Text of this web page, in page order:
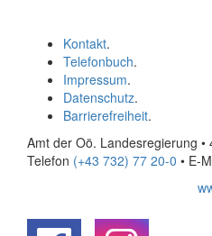
Kontakt.
Telefonbuch.
Impressum.
Datenschutz.
Barrierefreiheit.
Amt der Oö. Landesregierung •
Telefon (+43 732) 77 20-0 • E-